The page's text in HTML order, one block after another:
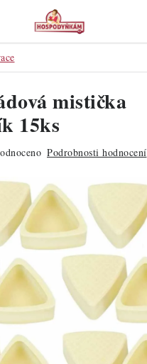
mistička
15ks
Podrobnosti hodnocení